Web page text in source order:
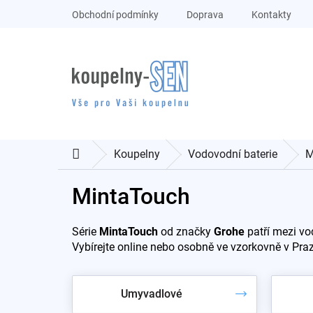
Obchodní podmínky Doprava Kontakty
DomůKoupelny Vodovodní baterie
MintaTouch
Série MintaTouch od značky Grohe patří mezi
Vybírejte online nebo osobně ve vzorkovně v
Umyvadlové